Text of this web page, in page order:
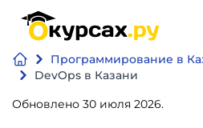
Программирование в
DevOps в Казани
Обновлено 30 июля 2026.
Нейросеть
и ИИ